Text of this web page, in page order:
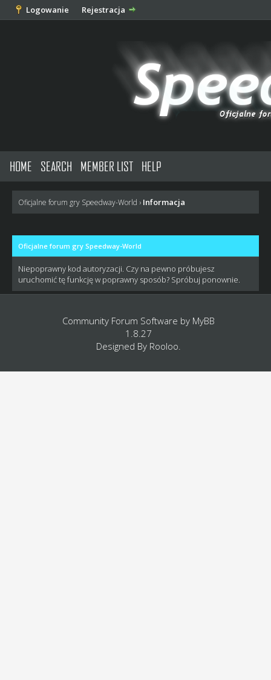
Logowanie Rejestracja
HOME SEARCH MEMBER LIST HELP
Oficjalne forum gry Speedway-World › Informacja
Oficjalne forum gry Speedway-World
Niepoprawny kod autoryzacji. Czy na pewno próbujesz
uruchomić tę funkcję w poprawny sposób? Spróbuj ponownie.
Community Forum Software by MyBB
1.8.27
Designed By Rooloo.